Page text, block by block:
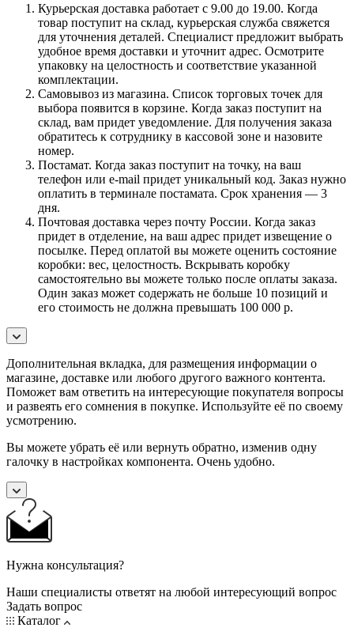
Курьерская доставка работает с 9.00 до 19.00. Когда
товар поступит на склад, курьерская служба свяжется
для уточнения деталей. Специалист предложит выбрать
удобное время доставки и уточнит адрес. Осмотрите
упаковку на целостность и соответствие указанной
комплектации.
Самовывоз из магазина. Список торговых точек для
выбора появится в корзине. Когда заказ поступит на
склад, вам придет уведомление. Для получения заказа
обратитесь к сотруднику в кассовой зоне и назовите
номер.
Постамат. Когда заказ поступит на точку, на ваш
телефон или e-mail придет уникальный код. Заказ нужно
оплатить в терминале постамата. Срок хранения — 3
дня.
Почтовая доставка через почту России. Когда заказ
придет в отделение, на ваш адрес придет извещение о
посылке. Перед оплатой вы можете оценить состояние
коробки: вес, целостность. Вскрывать коробку
самостоятельно вы можете только после оплаты заказа.
Один заказ может содержать не больше 10 позиций и
его стоимость не должна превышать 100 000 р.
Дополнительная вкладка, для размещения информации о
магазине, доставке или любого другого важного контента.
Поможет вам ответить на интересующие покупателя вопросы
и развеять его сомнения в покупке. Используйте её по своему
усмотрению.
Вы можете убрать её или вернуть обратно, изменив одну
галочку в настройках компонента. Очень удобно.
Нужна консультация?
Наши специалисты ответят на любой интересующий вопрос
Задать вопрос
Каталог